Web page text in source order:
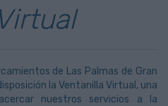
de Las Palmas de Gran
la Ventanilla Virtual, una
nuestros servicios a la